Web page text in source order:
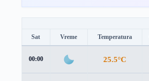
Sat Vreme Temperatura
00:00 25.5°C